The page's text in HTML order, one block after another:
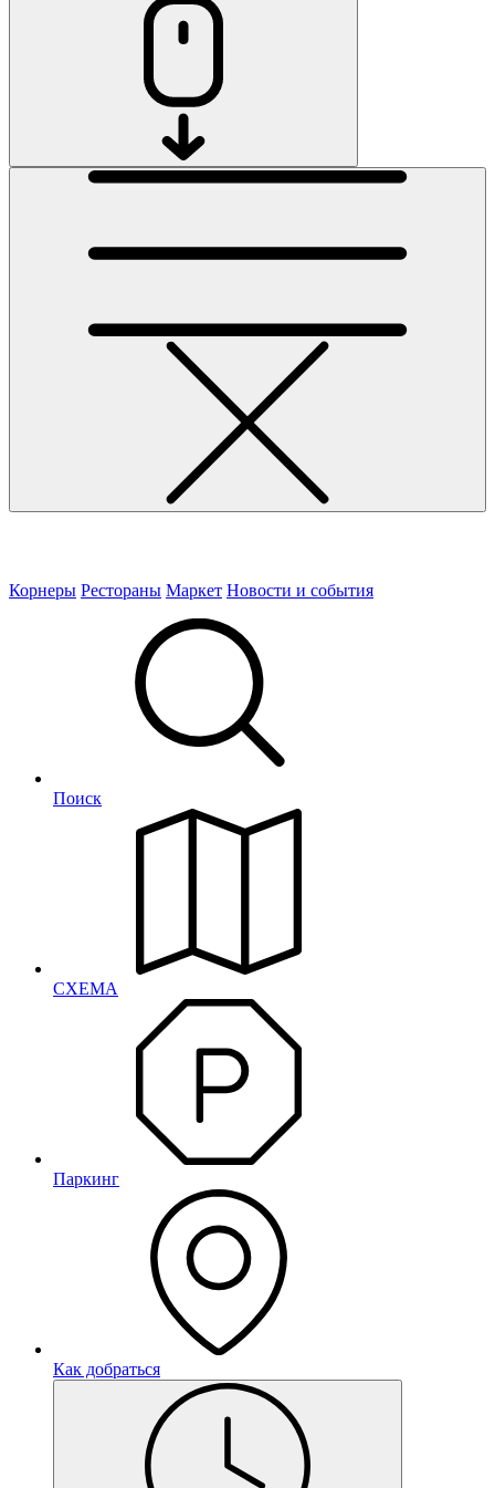
Корнеры Рестораны Маркет Новости и события
Поиск
СХЕМА
Паркинг
Как добраться